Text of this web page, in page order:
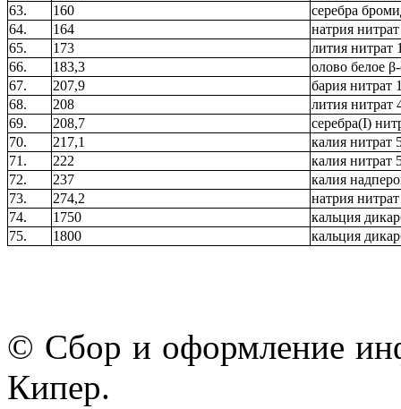
63.
160
серебра
64.
164
натрия
65.
173
лития нитрат
66.
183,3
олово белое
67.
207,9
бария нитрат
68.
208
лития нитрат
69.
208,7
серебра(I)
70.
217,1
калия нитрат
71.
222
калия нитрат
72.
237
калия
73.
274,2
натрия
74.
1750
кальция
75.
1800 кальция
© Сбор и оформление
Кипер.